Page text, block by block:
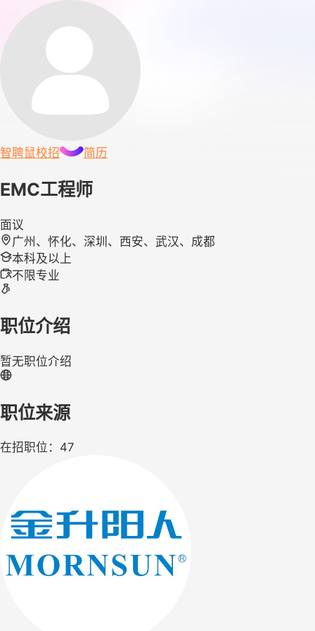
智聘鼠校招 简历
EMC工程师
面议
广州、怀化、深圳、西安、武汉、成都
本科及以上
不限专业
职位介绍
暂无职位介绍
职位来源
在招职位：47